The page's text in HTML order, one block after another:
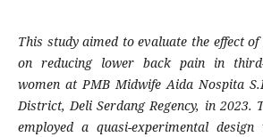
This study aimed to evaluate the effect
on reducing lower back pain in
women at PMB Midwife Aida Nospita
District, Deli Serdang Regency, in 2023.
employed a quasi-experimental